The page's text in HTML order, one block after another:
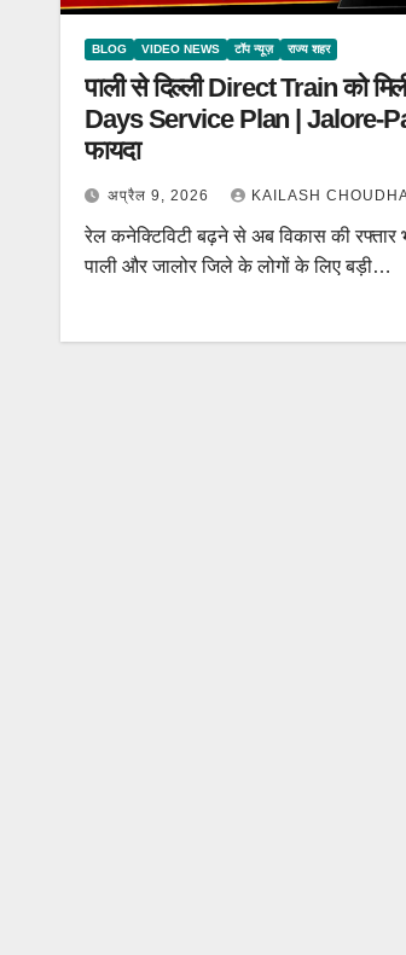
BLOG VIDEO NEWS टॉप न्यूज़ राज्य शहर
पाली से दिल्ली Direct Train को
Days Service Plan | Jalore-
फायदा
अप्रैल 9, 2026 KAILASH
रेल कनेक्टिविटी बढ़ने से अब विकास की रफ्तार
पाली और जालोर जिले के लोगों के लिए बड़ी…